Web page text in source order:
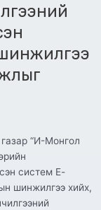
“И-Монгол
систем E-
шинжилгээ хийх,